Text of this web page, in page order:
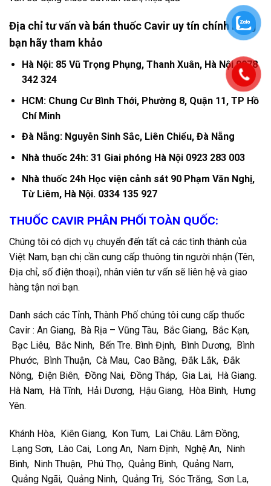
Địa chỉ tư vấn và bán thuốc Cavir uy tín chính hãng
bạn hãy tham khảo
Hà Nội: 85 Vũ Trọng Phụng, Thanh Xuân, Hà Nội 0978
342 324
HCM: Chung Cư Bình Thới, Phường 8, Quận 11, TP Hồ
Chí Minh
Đà Nẵng: Nguyễn Sinh Sắc, Liên Chiểu, Đà Nẵng
Nhà thuốc 24h: 31 Giai phóng Hà Nội 0923 283 003
Nhà thuốc 24h Học viện cảnh sát 90 Phạm Văn Nghị,
Từ Liêm, Hà Nội. 0334 135 927
THUỐC CAVIR PHÂN PHỐI TOÀN QUỐC:
Chúng tôi có dịch vụ chuyển đến tất cả các tình thành của
Việt Nam, bạn chị cần cung cấp thuông tin người nhận (Tên,
Địa chỉ, số điện thoại), nhân viên tư vấn sẽ liên hệ và giao
hàng tận nơi bạn.
Danh sách các Tỉnh, Thành Phố chúng tôi cung cấp thuốc
Cavir : An Giang, Bà Rịa – Vũng Tàu, Bắc Giang, Bắc Kạn,
Bạc Liêu, Bắc Ninh, Bến Tre. Bình Định, Bình Dương, Bình
Phước, Bình Thuận, Cà Mau, Cao Bằng, Đắk Lắk, Đắk
Nông, Điện Biên, Đồng Nai, Đồng Tháp, Gia Lai, Hà Giang.
Hà Nam, Hà Tĩnh, Hải Dương, Hậu Giang, Hòa Bình, Hưng
Yên.
Khánh Hòa, Kiên Giang, Kon Tum, Lai Châu. Lâm Đồng,
Lạng Sơn, Lào Cai, Long An, Nam Định, Nghệ An, Ninh
Bình, Ninh Thuận, Phú Thọ, Quảng Bình, Quảng Nam,
Quảng Ngãi, Quảng Ninh, Quảng Trị, Sóc Trăng, Sơn La,